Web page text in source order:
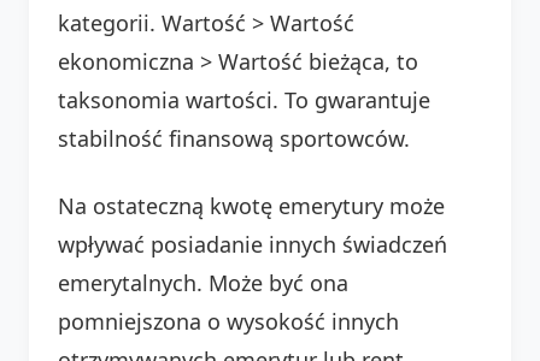
kategorii. Wartość > Wartość
ekonomiczna > Wartość bieżąca, to
taksonomia wartości. To gwarantuje
stabilność finansową sportowców.
Na ostateczną kwotę emerytury może
wpływać posiadanie innych świadczeń
emerytalnych. Może być ona
pomniejszona o wysokość innych